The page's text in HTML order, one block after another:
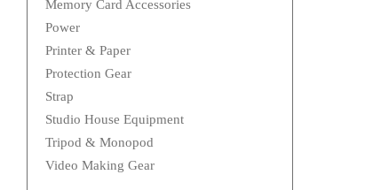
Memory Card Accessories
Power
Printer & Paper
Protection Gear
Strap
Studio House Equipment
Tripod & Monopod
Video Making Gear